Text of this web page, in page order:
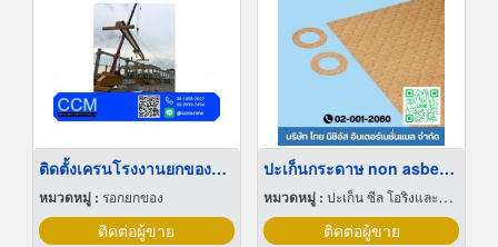
ติดตั้งเครนโรงงานยกของขนาดใหญ่
หมวดหมู่ : รอกยกของ
ติดต่อผู้ขาย
ปะเก็นกระดาษ non asbestos
หมวดหมู่ : ปะเก็น ซีล โอริงและออยซีล
ติดต่อผู้ขาย